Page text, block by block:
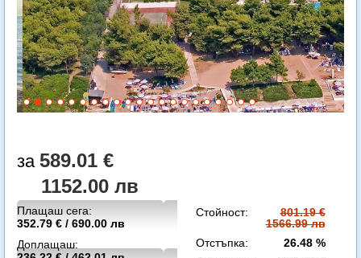
589.01 €
1152.00 лв
Плащаш сега:
352.79 € / 690.00 лв
Доплащаш:
Стойност:
801.19 €
1566.99 лв
Отстъпка:
26.48 %